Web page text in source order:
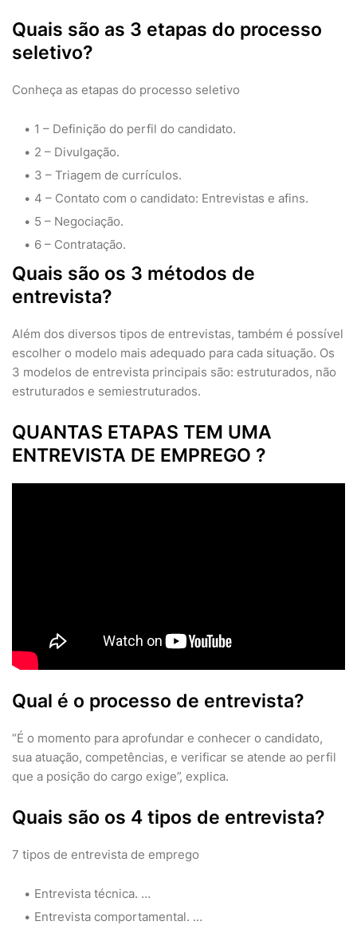
Quais são as 3 etapas do processo
seletivo?
Conheça as etapas do processo seletivo
1 – Definição do perfil do candidato.
2 – Divulgação.
3 – Triagem de currículos.
4 – Contato com o candidato: Entrevistas e afins.
5 – Negociação.
6 – Contratação.
Quais são os 3 métodos de
entrevista?
Além dos diversos tipos de entrevistas, também é possível
escolher o modelo mais adequado para cada situação. Os
3 modelos de entrevista principais são: estruturados, não
estruturados e semiestruturados.
QUANTAS ETAPAS TEM UMA
ENTREVISTA DE EMPREGO ?
Qual é o processo de entrevista?
“É o momento para aprofundar e conhecer o candidato,
sua atuação, competências, e verificar se atende ao perfil
que a posição do cargo exige”, explica.
Quais são os 4 tipos de entrevista?
7 tipos de entrevista de emprego
Entrevista técnica. …
Entrevista comportamental. …